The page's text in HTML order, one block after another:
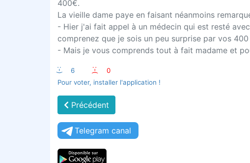
400€.
La vieille dame paye en faisant néanmoins
- Hier j'ai fait appel à un médecin qui est resté
comprenez que je sois un peu surprise par vos
- Mais je vous comprends tout à fait madame et
:-) 6 :-(
0
Pour voter, installer l'application !
Précédent
Telegram canal